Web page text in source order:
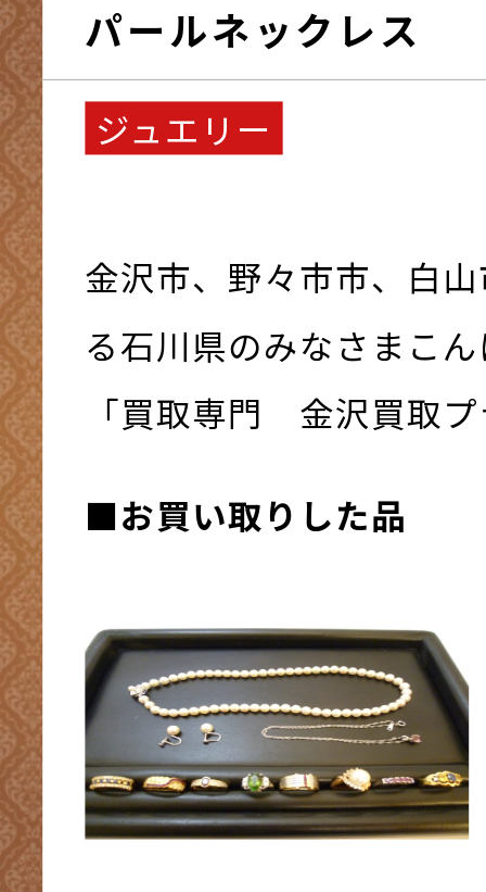
パールネックレス
ジュエリー
金沢市、野々市市、白
る石川県のみなさまこ
「買取専門 金沢買取
■お買い取りした品